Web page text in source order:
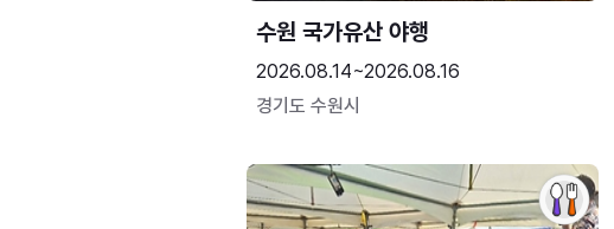
수원 국가유산 야행
2026.08.14~2026.08.16
경기도 수원시